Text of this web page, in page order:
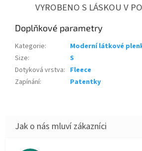
VYROBENO S LÁSKOU V
Doplňkové parametry
Kategorie:
Moderní látkové
Size:
S
Dotyková vrstva: Fleece
Zapínání: Patentky